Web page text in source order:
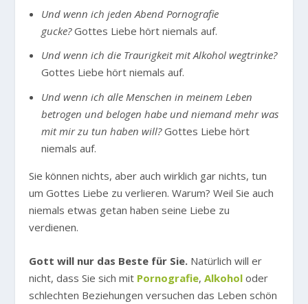
Und wenn ich jeden Abend Pornografie
gucke?Gottes Liebe hört niemals auf.
Und wenn ich die Traurigkeit mit Alkohol wegtrinke?
Gottes Liebe hört niemals auf.
Und wenn ich alle Menschen in meinem Leben
betrogen und belogen habe und niemand mehr was
mit mir zu tun haben will?Gottes Liebe hört
niemals auf.
Sie können nichts, aber auch wirklich gar nichts, tun
um Gottes Liebe zu verlieren. Warum? Weil Sie auch
niemals etwas getan haben seine Liebe zu
verdienen.
Gott will nur das Beste für Sie. Natürlich will er
nicht, dass Sie sich mit Pornografie,Alkohol oder
schlechten Beziehungen versuchen das Leben schön